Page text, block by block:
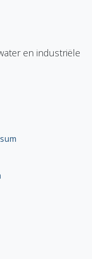
en industriële